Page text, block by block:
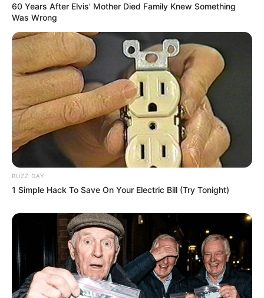
60 Years After Elvis' Mother Died Family Knew Something
Was Wrong
BUZZ DAY
1 Simple Hack To Save On Your Electric Bill (Try Tonight)